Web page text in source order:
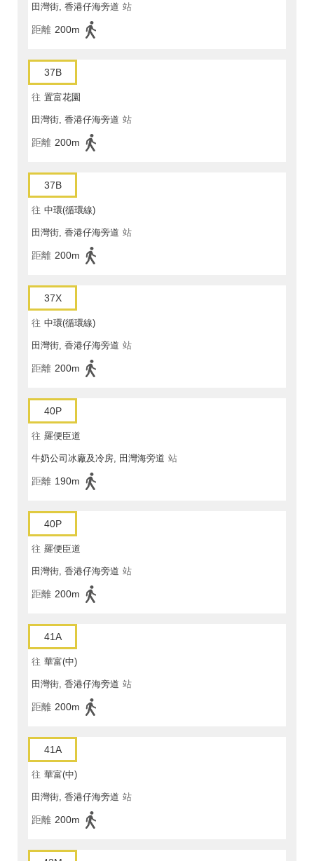
田灣街, 香港仔海旁道 站
距離 200m
37B
往 置富花園
田灣街, 香港仔海旁道 站
距離 200m
37B
往 中環(循環線)
田灣街, 香港仔海旁道 站
距離 200m
37X
往 中環(循環線)
田灣街, 香港仔海旁道 站
距離 200m
40P
往 羅便臣道
牛奶公司冰廠及冷房, 田灣海旁道 站
距離 190m
40P
往 羅便臣道
田灣街, 香港仔海旁道 站
距離 200m
41A
往 華富(中)
田灣街, 香港仔海旁道 站
距離 200m
41A
往 華富(中)
田灣街, 香港仔海旁道 站
距離 200m